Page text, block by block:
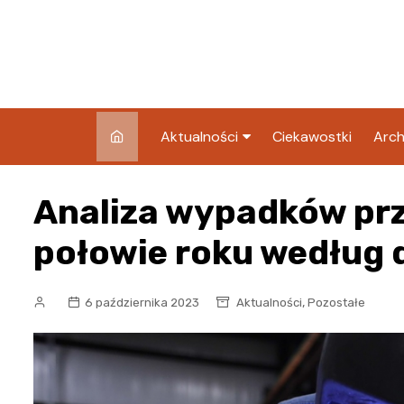
Aktualności
Blog
Ciekawostki
Analiza wypadków
połowie roku według
6 października 2023 Aktualności, Pozostałe